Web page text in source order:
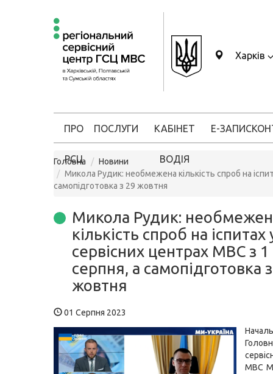
Харків
ПРО
РСЦ
ПОСЛУГИ КАБІНЕТ
ВОДІЯ
Е-ЗАПИС
Головна
Новини
Микола Рудик: необмежена кількість спроб на
самопідготовка з 29 жовтня
Микола Рудик:
кількість спроб на іспитах
сервісних центрах МВС з 1
серпня, а самопідготовка
жовтня
01 Серпня 2023
МВС